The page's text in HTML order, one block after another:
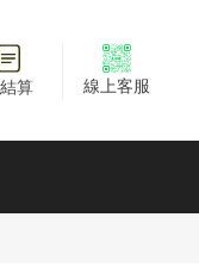
算 線上客服